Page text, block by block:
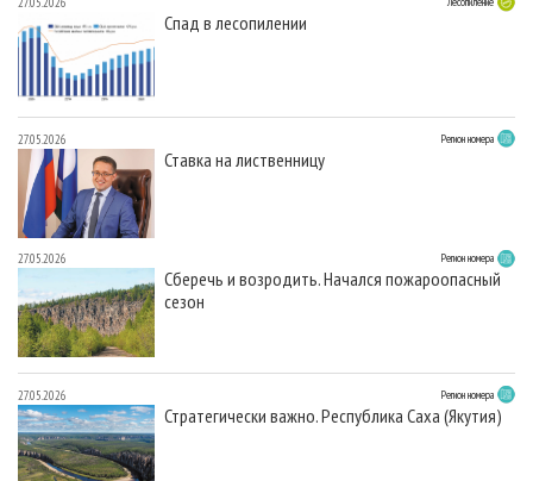
Спад в лесопилении
27.05.2026 Регион номера
Ставка на лиственницу
27.05.2026 Регион номера
Сберечь и возродить. Начался пожароопасный
сезон
27.05.2026 Регион номера
Стратегически важно. Республика Саха (Якутия)